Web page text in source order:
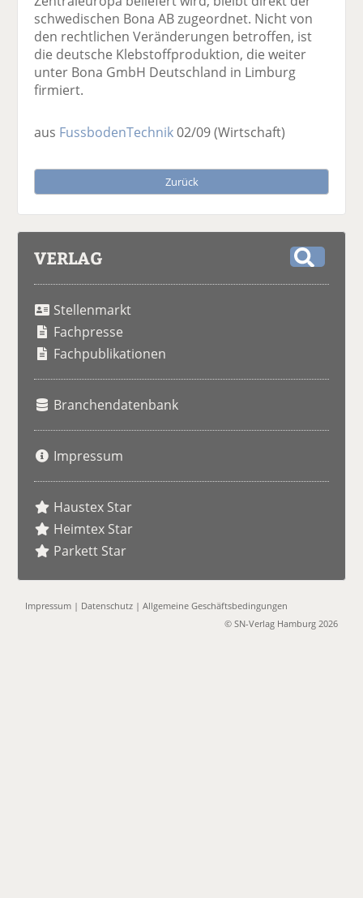
schwedischen Bona AB zugeordnet. Nicht von
den rechtlichen Veränderungen betroffen, ist
die deutsche Klebstoffproduktion, die weiter
unter Bona GmbH Deutschland in Limburg
firmiert.
aus FussbodenTechnik02/09(Wirtschaft)
Zurück
VERLAG
Stellenmarkt
Fachpresse
Fachpublikationen
Branchendatenbank
Impressum
Haustex Star
Heimtex Star
Parkett Star
Impressum | Datenschutz |Allgemeine Geschäftsbedingungen
© SN-Verlag Hamburg 2026